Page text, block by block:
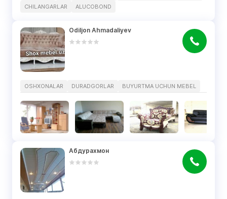
CHILANGARLAR
ALUCOBOND
Odiljon Ahmadaliyev
OSHXONALAR DURADGORLAR BUYURTMA UCHUN MEBEL
Абдурахмон